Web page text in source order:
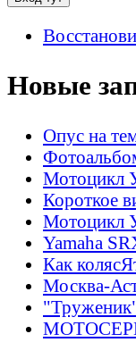
Новые
Опус на
Мотоцикл
Короткое
Мотоцикл
Yamaha
Как
Москва-